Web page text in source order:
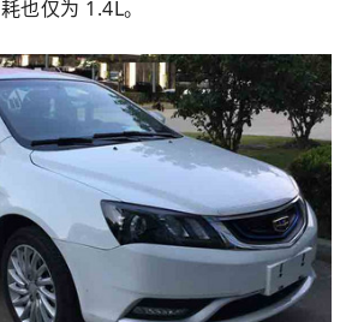
也仅为 1.4L。